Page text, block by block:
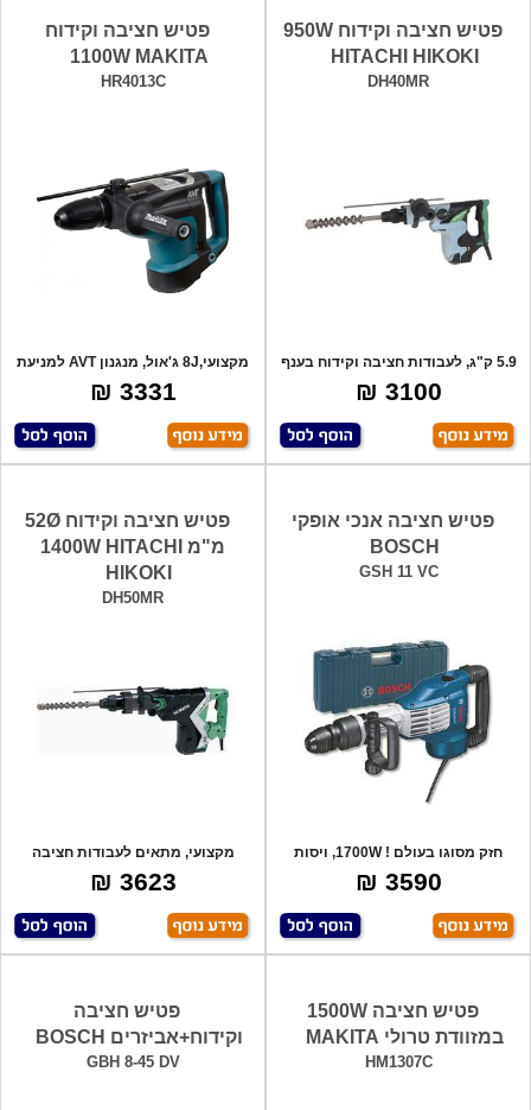
פטיש חציבה וקידוח 950W
HITACHI HIKOKI
DH40MR
5.9 ק"ג, לעבודות חציבה וקידוח בענף
החשמל
3100 ₪
פטיש חציבה וקידוח
1100W MAKITA
HR4013C
מקצועי,8J ג'אול, מנגנון AVT למניעת
רעידו
3331 ₪
פטיש חציבה אנכי אופקי
BOSCH
GSH 11 VC
חזק מסוגו בעולם ! 1700W, ויסות
אלקטרוני,
3590 ₪
פטיש חציבה וקידוח 52Ø
מ"מ 1400W HITACHI
HIKOKI
DH50MR
מקצועי, מתאים לעבודות חציבה
וקידוח בבנין
3623 ₪
פטיש חציבה 1500W
במזוודת טרולי MAKITA
HM1307C
פטיש חציבה
וקידוח+אביזרים BOSCH
GBH 8-45 DV